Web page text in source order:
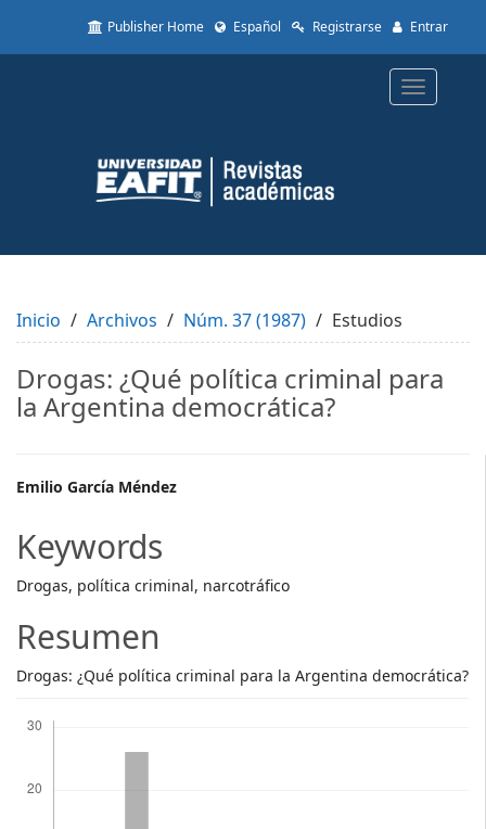
to
Content
Sidebar
Publisher Home Español Registrarse Entrar
Toggle
Inicio Archivos Núm. 37 (1987) Estudios
Drogas: ¿Qué política criminal para
la Argentina democrática?
Main
Article
Content
Emilio García Méndez
Keywords
Drogas, política criminal, narcotráfico
Resumen
Drogas: ¿Qué política criminal para la Argentina democrática?